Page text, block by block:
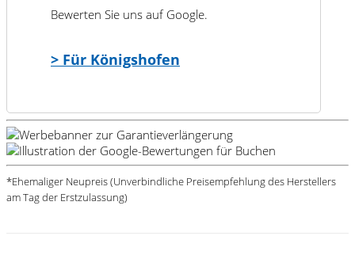
Bewerten Sie uns auf Google.
> Für Königshofen
*Ehemaliger Neupreis (Unverbindliche Preisempfehlung des Herstellers
am Tag der Erstzulassung)